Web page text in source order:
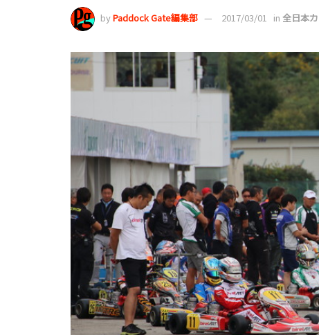
byPaddock Gate編集部 2017/03/01 in 全日本